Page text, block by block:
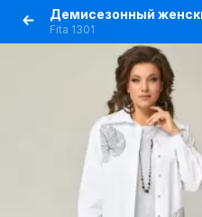
Fita 1301